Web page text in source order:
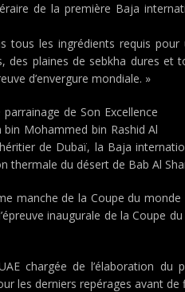
de la première Baja
tous les ingrédients requis
des plaines de sebkha dures
d’envergure mondiale. »
de Son Excellence
bin Mohammed bin Rashid Al
de Dubaï, la Baja
thermale du désert de Bab Al
manche de la Coupe du
inaugurale de la Coupe
chargée de l’élaboration
les derniers repérages avant de